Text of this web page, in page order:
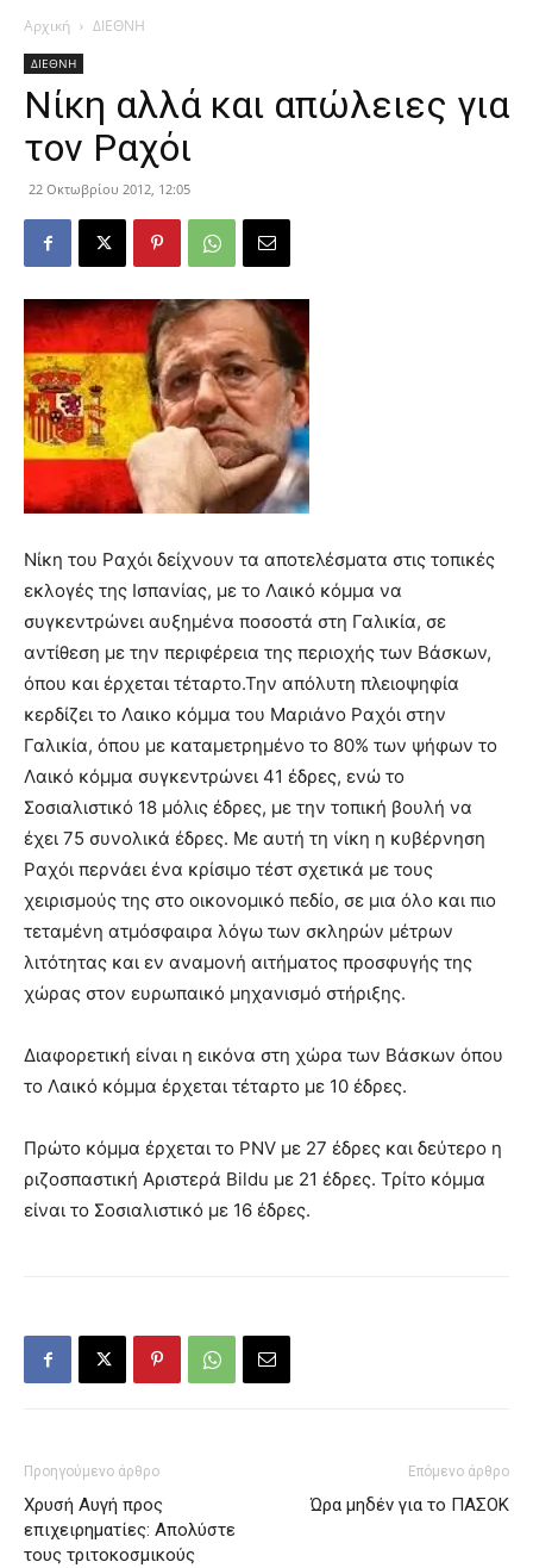
Αρχική ΔΙΕΘΝΗ
ΔΙΕΘΝΗ
Νίκη αλλά και απώλειες για
τον Ραχόι
22 Οκτωβρίου 2012, 12:05
Νίκη του Ραχόι δείχνουν τα αποτελέσματα στις τοπικές
εκλογές της Ισπανίας, με το Λαικό κόμμα να
συγκεντρώνει αυξημένα ποσοστά στη Γαλικία, σε
αντίθεση με την περιφέρεια της περιοχής των Βάσκων,
όπου και έρχεται τέταρτο.Την απόλυτη πλειοψηφία
κερδίζει το Λαικο κόμμα του Μαριάνο Ραχόι στην
Γαλικία, όπου με καταμετρημένο το 80% των ψήφων το
Λαικό κόμμα συγκεντρώνει 41 έδρες, ενώ το
Σοσιαλιστικό 18 μόλις έδρες, με την τοπική βουλή να
έχει 75 συνολικά έδρες. Με αυτή τη νίκη η κυβέρνηση
Ραχόι περνάει ένα κρίσιμο τέστ σχετικά με τους
χειρισμούς της στο οικονομικό πεδίο, σε μια όλο και πιο
τεταμένη ατμόσφαιρα λόγω των σκληρών μέτρων
λιτότητας και εν αναμονή αιτήματος προσφυγής της
χώρας στον ευρωπαικό μηχανισμό στήριξης.
Διαφορετική είναι η εικόνα στη χώρα των Βάσκων όπου
το Λαικό κόμμα έρχεται τέταρτο με 10 έδρες.
Πρώτο κόμμα έρχεται το PNV με 27 έδρες και δεύτερο η
ριζοσπαστική Αριστερά Bildu με 21 έδρες. Τρίτο κόμμα
είναι το Σοσιαλιστικό με 16 έδρες.
Προηγούμενο άρθρο
Χρυσή Αυγή προς
επιχειρηματίες: Απολύστε
τους τριτοκοσμικούς
Επόμενο άρθρο
Ώρα μηδέν για το ΠΑΣΟΚ